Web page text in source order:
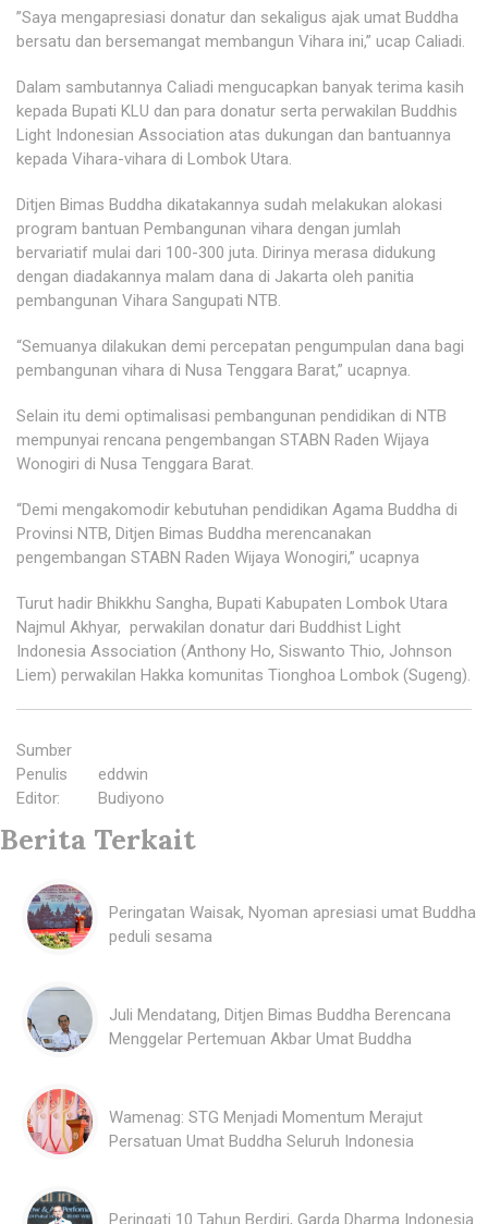
”Saya mengapresiasi donatur dan sekaligus ajak umat Buddha
bersatu dan bersemangat membangun Vihara ini,” ucap Caliadi.
Dalam sambutannya Caliadi mengucapkan banyak terima kasih
kepada Bupati KLU dan para donatur serta perwakilan Buddhis
Light Indonesian Association atas dukungan dan bantuannya
kepada Vihara-vihara di Lombok Utara.
Ditjen Bimas Buddha dikatakannya sudah melakukan alokasi
program bantuan Pembangunan vihara dengan jumlah
bervariatif mulai dari 100-300 juta. Dirinya merasa didukung
dengan diadakannya malam dana di Jakarta oleh panitia
pembangunan Vihara Sangupati NTB.
“Semuanya dilakukan demi percepatan pengumpulan dana bagi
pembangunan vihara di Nusa Tenggara Barat,” ucapnya.
Selain itu demi optimalisasi pembangunan pendidikan di NTB
mempunyai rencana pengembangan STABN Raden Wijaya
Wonogiri di Nusa Tenggara Barat.
“Demi mengakomodir kebutuhan pendidikan Agama Buddha di
Provinsi NTB, Ditjen Bimas Buddha merencanakan
pengembangan STABN Raden Wijaya Wonogiri,” ucapnya
Turut hadir Bhikkhu Sangha, Bupati Kabupaten Lombok Utara
Najmul Akhyar, perwakilan donatur dari Buddhist Light
Indonesia Association (Anthony Ho, Siswanto Thio, Johnson
Liem) perwakilan Hakka komunitas Tionghoa Lombok (Sugeng).
Sumber
:
Penulis
:
eddwin
Editor: Budiyono
Berita Terkait
Peringatan Waisak, Nyoman apresiasi umat Buddha
peduli sesama
Juli Mendatang, Ditjen Bimas Buddha Berencana
Menggelar Pertemuan Akbar Umat Buddha
Wamenag: STG Menjadi Momentum Merajut
Persatuan Umat Buddha Seluruh Indonesia
Peringati 10 Tahun Berdiri, Garda Dharma Indonesia